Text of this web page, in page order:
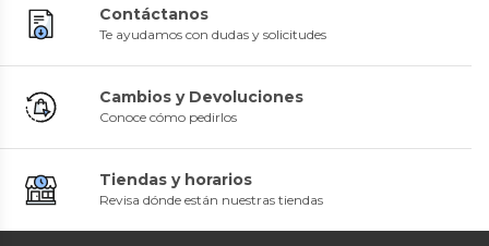
Contáctanos
Te ayudamos con dudas y solicitudes
Cambios y Devoluciones
Conoce cómo pedirlos
Tiendas y horarios
Revisa dónde están nuestras tiendas